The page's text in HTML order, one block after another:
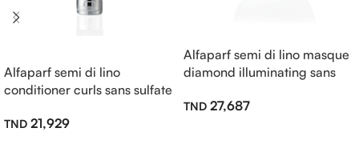
Alfaparf semi di lino
conditioner curls sans sulfate
21,929
Alfaparf semi di lino masque
diamond illuminating sans
27,687